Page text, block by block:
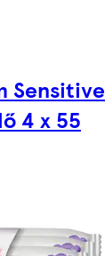
Sensitive
4 x 55